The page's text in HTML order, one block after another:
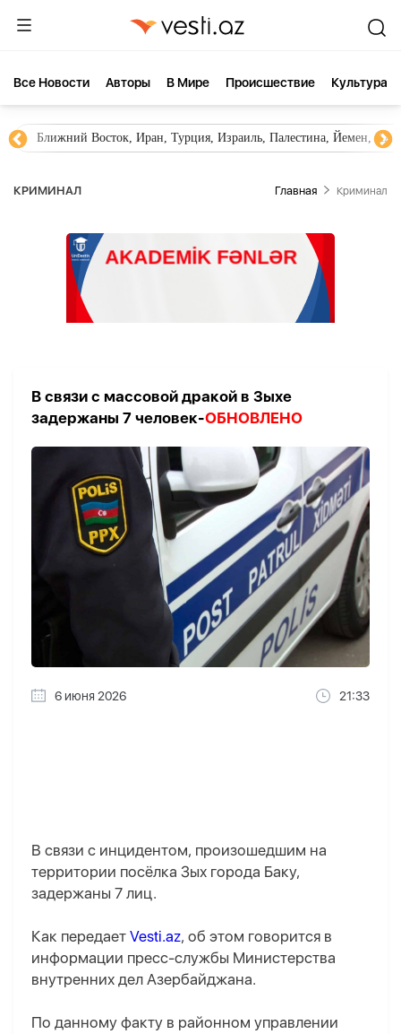
Все Новости Aвторы В Мире Происшествие Культура
Ближний Восток, Иран, Турция, Израиль, Палестина, Йемен,
КРИМИНАЛ Главная Криминал
В связи с массовой дракой в Зыхе
задержаны 7 человек-ОБНОВЛЕНО
6 июня 2026 21:33
В связи с инцидентом, произошедшим на
территории посёлка Зых города Баку,
задержаны 7 лиц.
Как передает Vesti.az, об этом говорится в
информации пресс-службы Министерства
внутренних дел Азербайджана.
По данному факту в районном управлении